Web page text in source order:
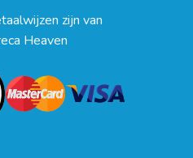
zijn van
Heaven